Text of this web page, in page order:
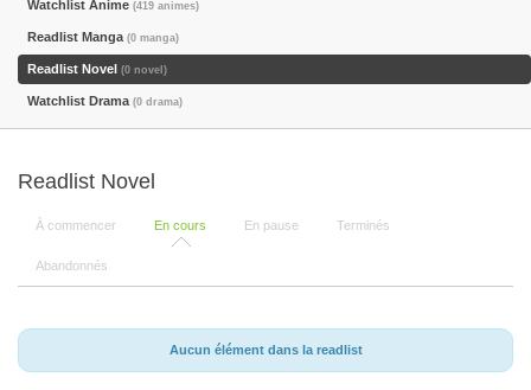
Watchlist Anime (419 animes)
Readlist Manga (0 manga)
Readlist Novel (0 novel)
Watchlist Drama (0 drama)
Readlist Novel
À commencer En cours En pause Terminés
Abandonnés
Aucun élément dans la readlist